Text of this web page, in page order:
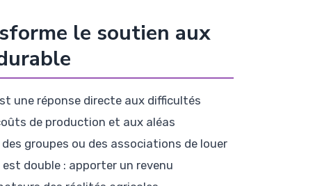
le soutien aux
une réponse directe aux difficultés
de production et aux aléas
groupes ou des associations de louer
double : apporter un revenu